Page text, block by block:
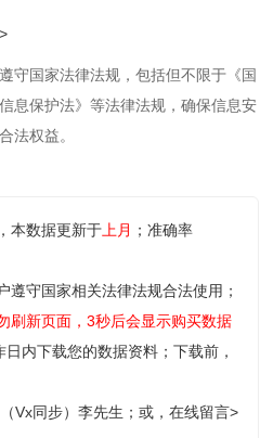
守国家法律法规，包括但不限于《国
息保护法》等‌法律法规，确保信息安
法权益。
本数据更新于 上月 ；准确率
遵守国家相关法律法规合法使用；
刷新页面，3秒后会显示购买数据
日内下载您的数据资料；下载前，
Vx同步）李先生；或，在线留言>